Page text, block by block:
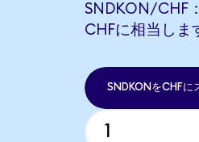
SNDKON/CHF
CHFに相当しま
SNDKONをCHFに